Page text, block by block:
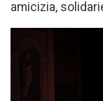
amicizia,